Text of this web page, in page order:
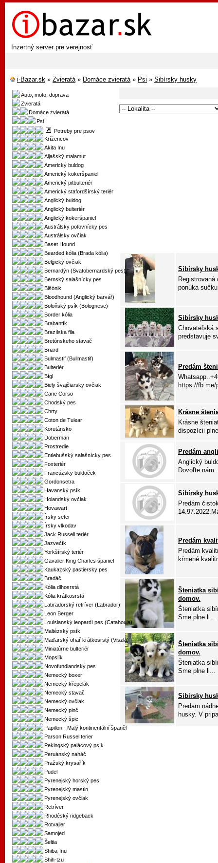
Inzertný server pre verejnosť
i-Bazar.sk » Zvieratá» Domáce zvieratá» Psi » Sibírsky husky
Auto, moto, doprava
Zvieratá
Domáce zvieratá
Psi
Potreby pre psov
Krížencov
Akita Inu
Aljašský malamut
Americký buldog
Americký kokeršpaniel
Americký pitbulteriér
Americký stafordšírský teriér
Anglický buldog
Anglický bulteriér
Anglický kokeršpaniel
Austrálsky poľovnícky pes
Austrálsky ovčiak
Baset Hound
Bearded kólia (Brada kólia)
Belgický ovčiak
Bernardýn (Svatobernardský pes)
Bernský salašnícky pes
Bišónik
Bloodhound (Anglický barvář)
Boloňský psík (Bolognese)
Border kólia
Brabantík
Brazílska fila
Bretónskeho stavač
Briard
Bulmastif (Bullmastif)
Bulteriér
Bígl
Biely švajčiarsky ovčiak
Cane Corso
Chodský pes
Chrty
Coton de Tulear
Korutánsko
Doberman
Prostredie
Entlebušský salašnícky pes
Foxteriér
Francúzsky buldoček
Gordonsetra
Havanský psík
Holandský ovčiak
Hovawart
Írsky seter
Írsky vlkodav
Jack Russell teriér
Jazvečík
Yorkšírský teriér
Gavalier King Charles španiel
Kaukazský pastiersky pes
Bradáč
Kólia dlhosrstá
Kólia krátkosrstá
Labradorský retríver (Labrador)
Leon Berger
Louisianský leopardí pes (Catahoula)
Maltézský psík
Maďarský ohař krátkosrstý (Viszla)
Miniatúrne bulteriér
Mopslík
Novofundlandský pes
Nemecký boxer
Nemecký křepelák
Nemecký stavač
Nemecký ovčiak
Nemecký pinč
Nemecký špic
Papillon - Malý kontinentální španěl
Parson Russel terier
Pekingský palácový psík
Peruánský naháč
Pražský krysařík
Pudel
Pyrenejský horský pes
Pyrenejský mastin
Pyrenejský ovčiak
Retríver
Rhodéský ridgeback
Rotvajler
Samojed
Šeltia
Shiba-Inu
Shih-tzu
Sibírsky
ponúka
Sibírsky
Chovateľská
predstavuje
Predám
https://fb.me/
Krásne
Krásne
dispozícii
Predám
Anglický
Dovoľte
Sibírsky
Predám
Predám
Predám
kŕmené
Šteniatka
domov.
Šteniatka
Sme plne li...
Šteniatka
domov.
Šteniatka
Sme plne li...
Sibirsky
Predam
husky. V